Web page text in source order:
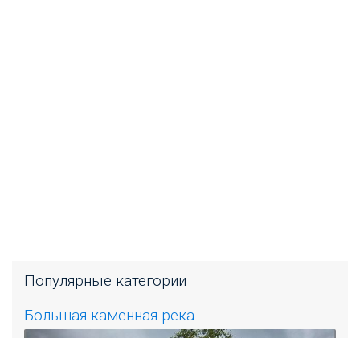
Популярные категории
Большая каменная река